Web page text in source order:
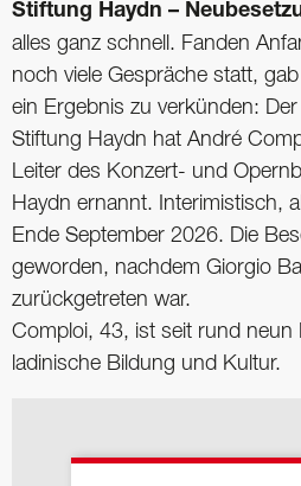
Stiftung Haydn –
alles ganz schnell. Fanden
noch viele Gespräche statt,
ein Ergebnis zu verkünden:
Stiftung Haydn hat André
Leiter des Konzert- und
Haydn ernannt. Interimistisch,
Ende September 2026. Die
geworden, nachdem Giorgio
zurückgetreten war.
Comploi, 43, ist seit rund neun
ladinische Bildung und Kultur.